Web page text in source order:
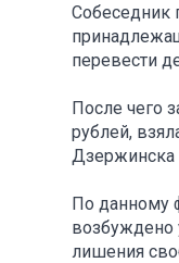
Собеседник
перевести
После чего
рублей,
Дзержинска
По данному
возбуждено
лишения